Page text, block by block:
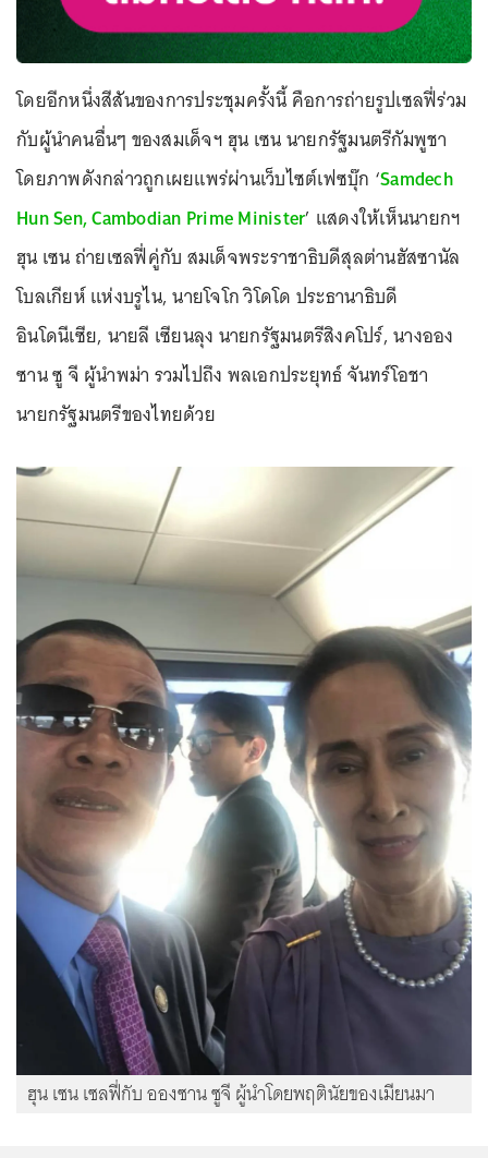
โดยอีกหนึ่งสีสันของการประชุมครั้งนี้ คือการถ่ายรูปเซลฟี่ร่วม
กับผู้นำคนอื่นๆ ของสมเด็จฯ ฮุน เซน นายกรัฐมนตรีกัมพูชา
โดยภาพดังกล่าวถูกเผยแพร่ผ่านเว็บไซต์เฟซบุ๊ก ‘Samdech
Hun Sen, Cambodian Prime Minister’ แสดงให้เห็นนายกฯ
ฮุน เซน ถ่ายเซลฟี่คู่กับ สมเด็จพระราชาธิบดีสุลต่านฮัสซานัล
โบลเกียห์ แห่งบรูไน, นายโจโก วิโดโด ประธานาธิบดี
อินโดนีเซีย, นายลี เซียนลุง นายกรัฐมนตรีสิงคโปร์, นางออง
ซาน ซู จี ผู้นำพม่า รวมไปถึง พลเอกประยุทธ์ จันทร์โอชา
นายกรัฐมนตรีของไทยด้วย
ฮุน เซน เซลฟี่กับ อองซาน ซูจี ผู้นำโดยพฤตินัยของเมียนมา